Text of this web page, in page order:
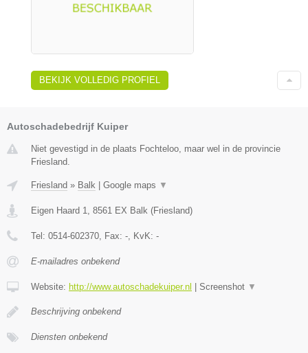
BEKIJK VOLLEDIG PROFIEL
Autoschadebedrijf Kuiper
Niet gevestigd in de plaats Fochteloo, maar wel in de provincie
Friesland.
Friesland » Balk Google maps ▼
Eigen Haard 1, 8561 EX Balk (Friesland)
Tel: 0514-602370, Fax: -, KvK: -
E-mailadres onbekend
Website: http://www.autoschadekuiper.nl Screenshot ▼
Beschrijving onbekend
Diensten onbekend